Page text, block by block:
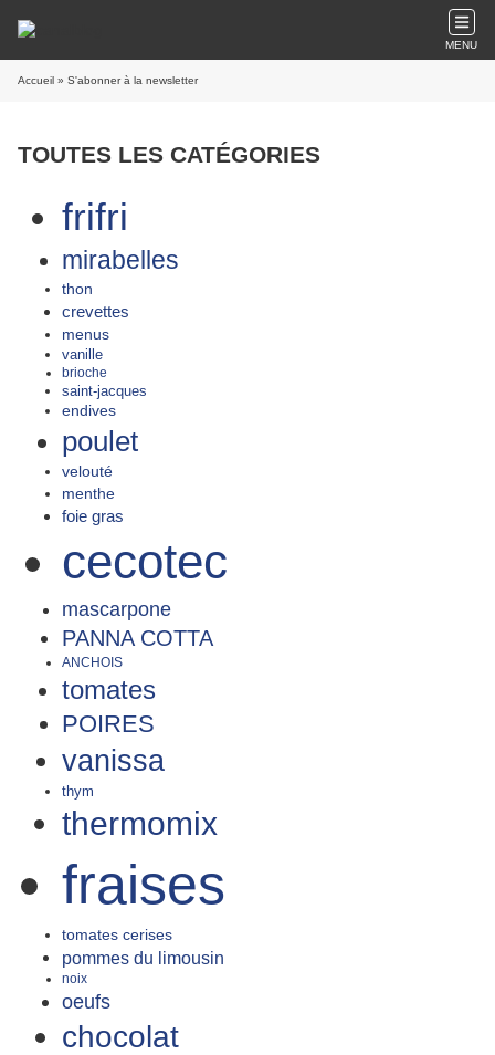
MENU
Accueil » S'abonner à la newsletter
TOUTES LES CATÉGORIES
frifri
mirabelles
thon
crevettes
menus
vanille
brioche
saint-jacques
endives
poulet
velouté
menthe
foie gras
cecotec
mascarpone
PANNA COTTA
ANCHOIS
tomates
POIRES
vanissa
thym
thermomix
fraises
tomates cerises
pommes du limousin
noix
oeufs
chocolat